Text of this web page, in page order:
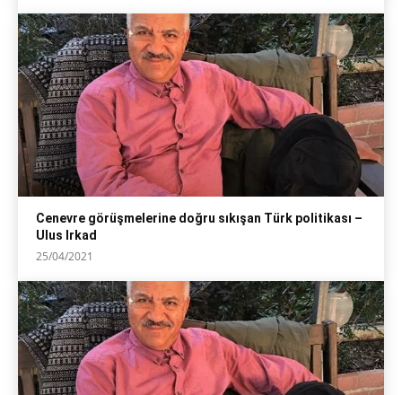
Cenevre görüşmelerine doğru sıkışan Türk politikası –
Ulus Irkad
25/04/2021